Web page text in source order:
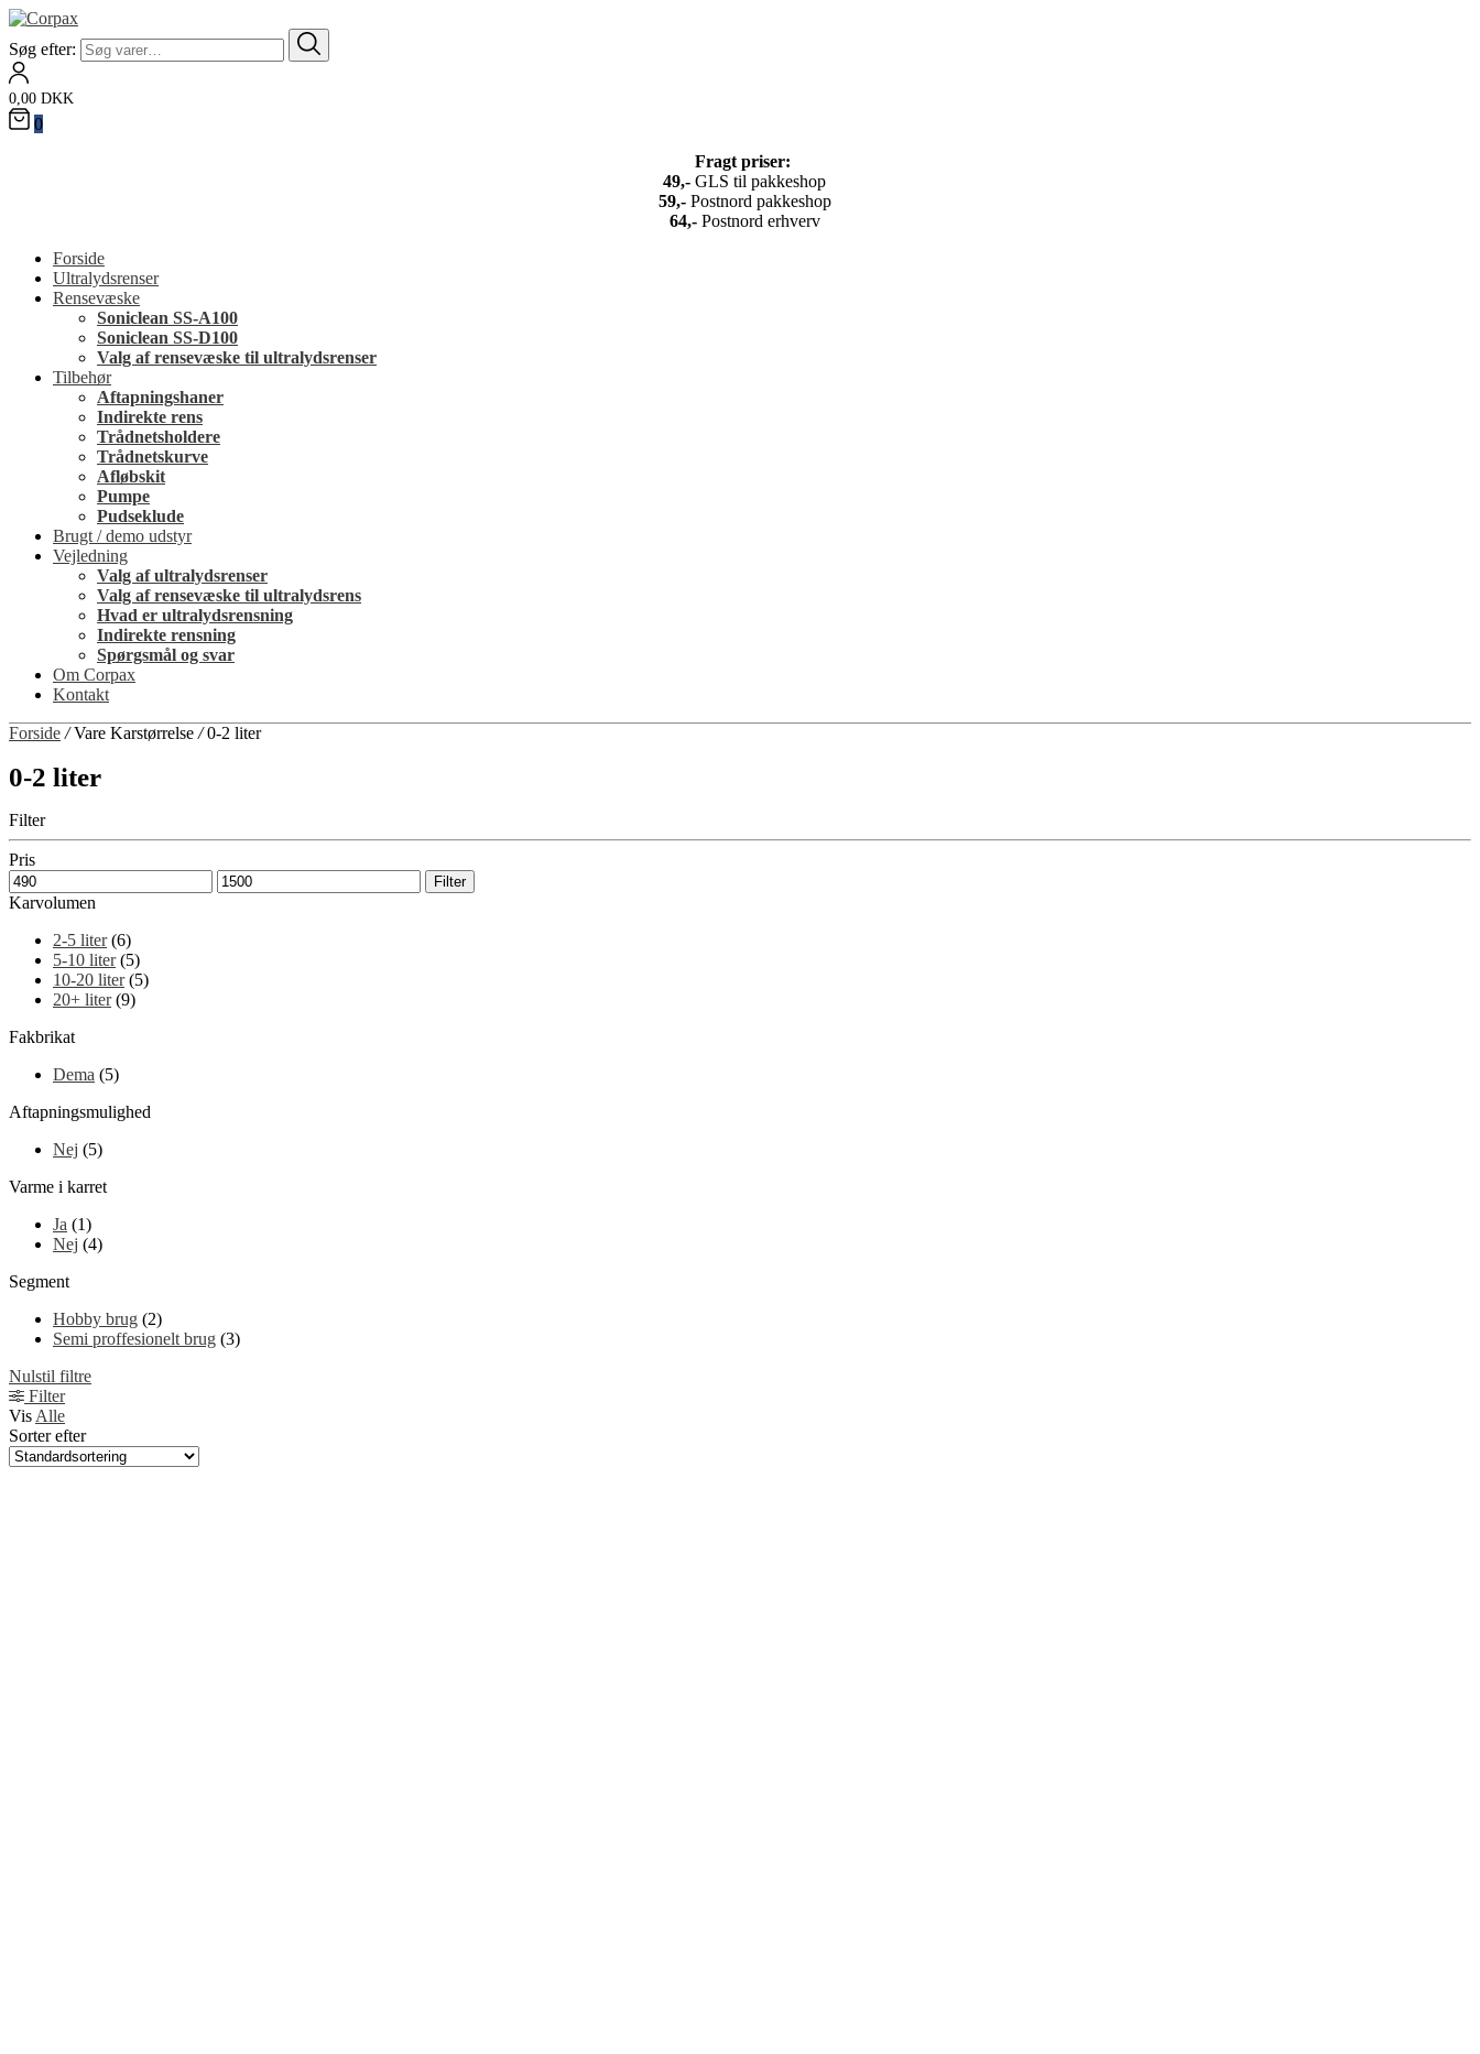
Søg efter:
0,00 DKK
0
Fragt priser:
49,- GLS til pakkeshop
59,-Postnord pakkeshop
64,-Postnord erhverv
Forside
Ultralydsrenser
Rensevæske
Soniclean SS-A100
Soniclean SS-D100
Valg af rensevæske til ultralydsrenser
Tilbehør
Aftapningshaner
Indirekte rens
Trådnetsholdere
Trådnetskurve
Afløbskit
Pumpe
Pudseklude
Brugt / demo udstyr
Vejledning
Valg af ultralydsrenser
Valg af rensevæske til ultralydsrens
Hvad er ultralydsrensning
Indirekte rensning
Spørgsmål og svar
Om Corpax
Kontakt
Forside /Vare Karstørrelse /0-2 liter
0-2 liter
Filter
Pris
Filter
Karvolumen
2-5 liter (6)
5-10 liter (5)
10-20 liter (5)
20+ liter (9)
Fakbrikat
Dema (5)
Aftapningsmulighed
Nej (5)
Varme i karret
Ja (1)
Nej (4)
Segment
Hobby brug (2)
Semi proffesionelt brug (3)
Nulstil filtre
Filter
VisAlle
Sorter efter